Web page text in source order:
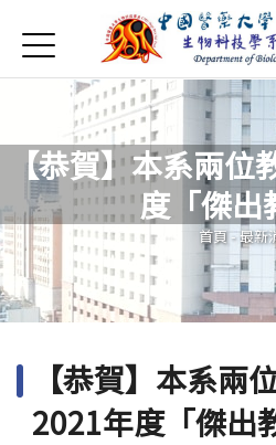
首頁
最新消息
Open submenu (系所介
系所介紹
師資
Open submenu (特色研
特色研究
Open submenu (學生專
學生專區
招生資訊
Jump to
Jump to Main
【恭賀】本系兩
度「傑出
您在
首頁 -最新
【恭賀】本系兩
2021年度「傑出